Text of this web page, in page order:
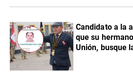
Candidato a la
que su
Unión, busque